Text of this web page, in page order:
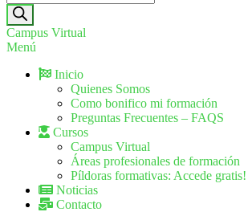
Campus Virtual
Menú
Inicio
Quienes Somos
Como bonifico mi formación
Preguntas Frecuentes – FAQS
Cursos
Campus Virtual
Áreas profesionales de formación
Píldoras formativas: Accede gratis!
Noticias
Contacto